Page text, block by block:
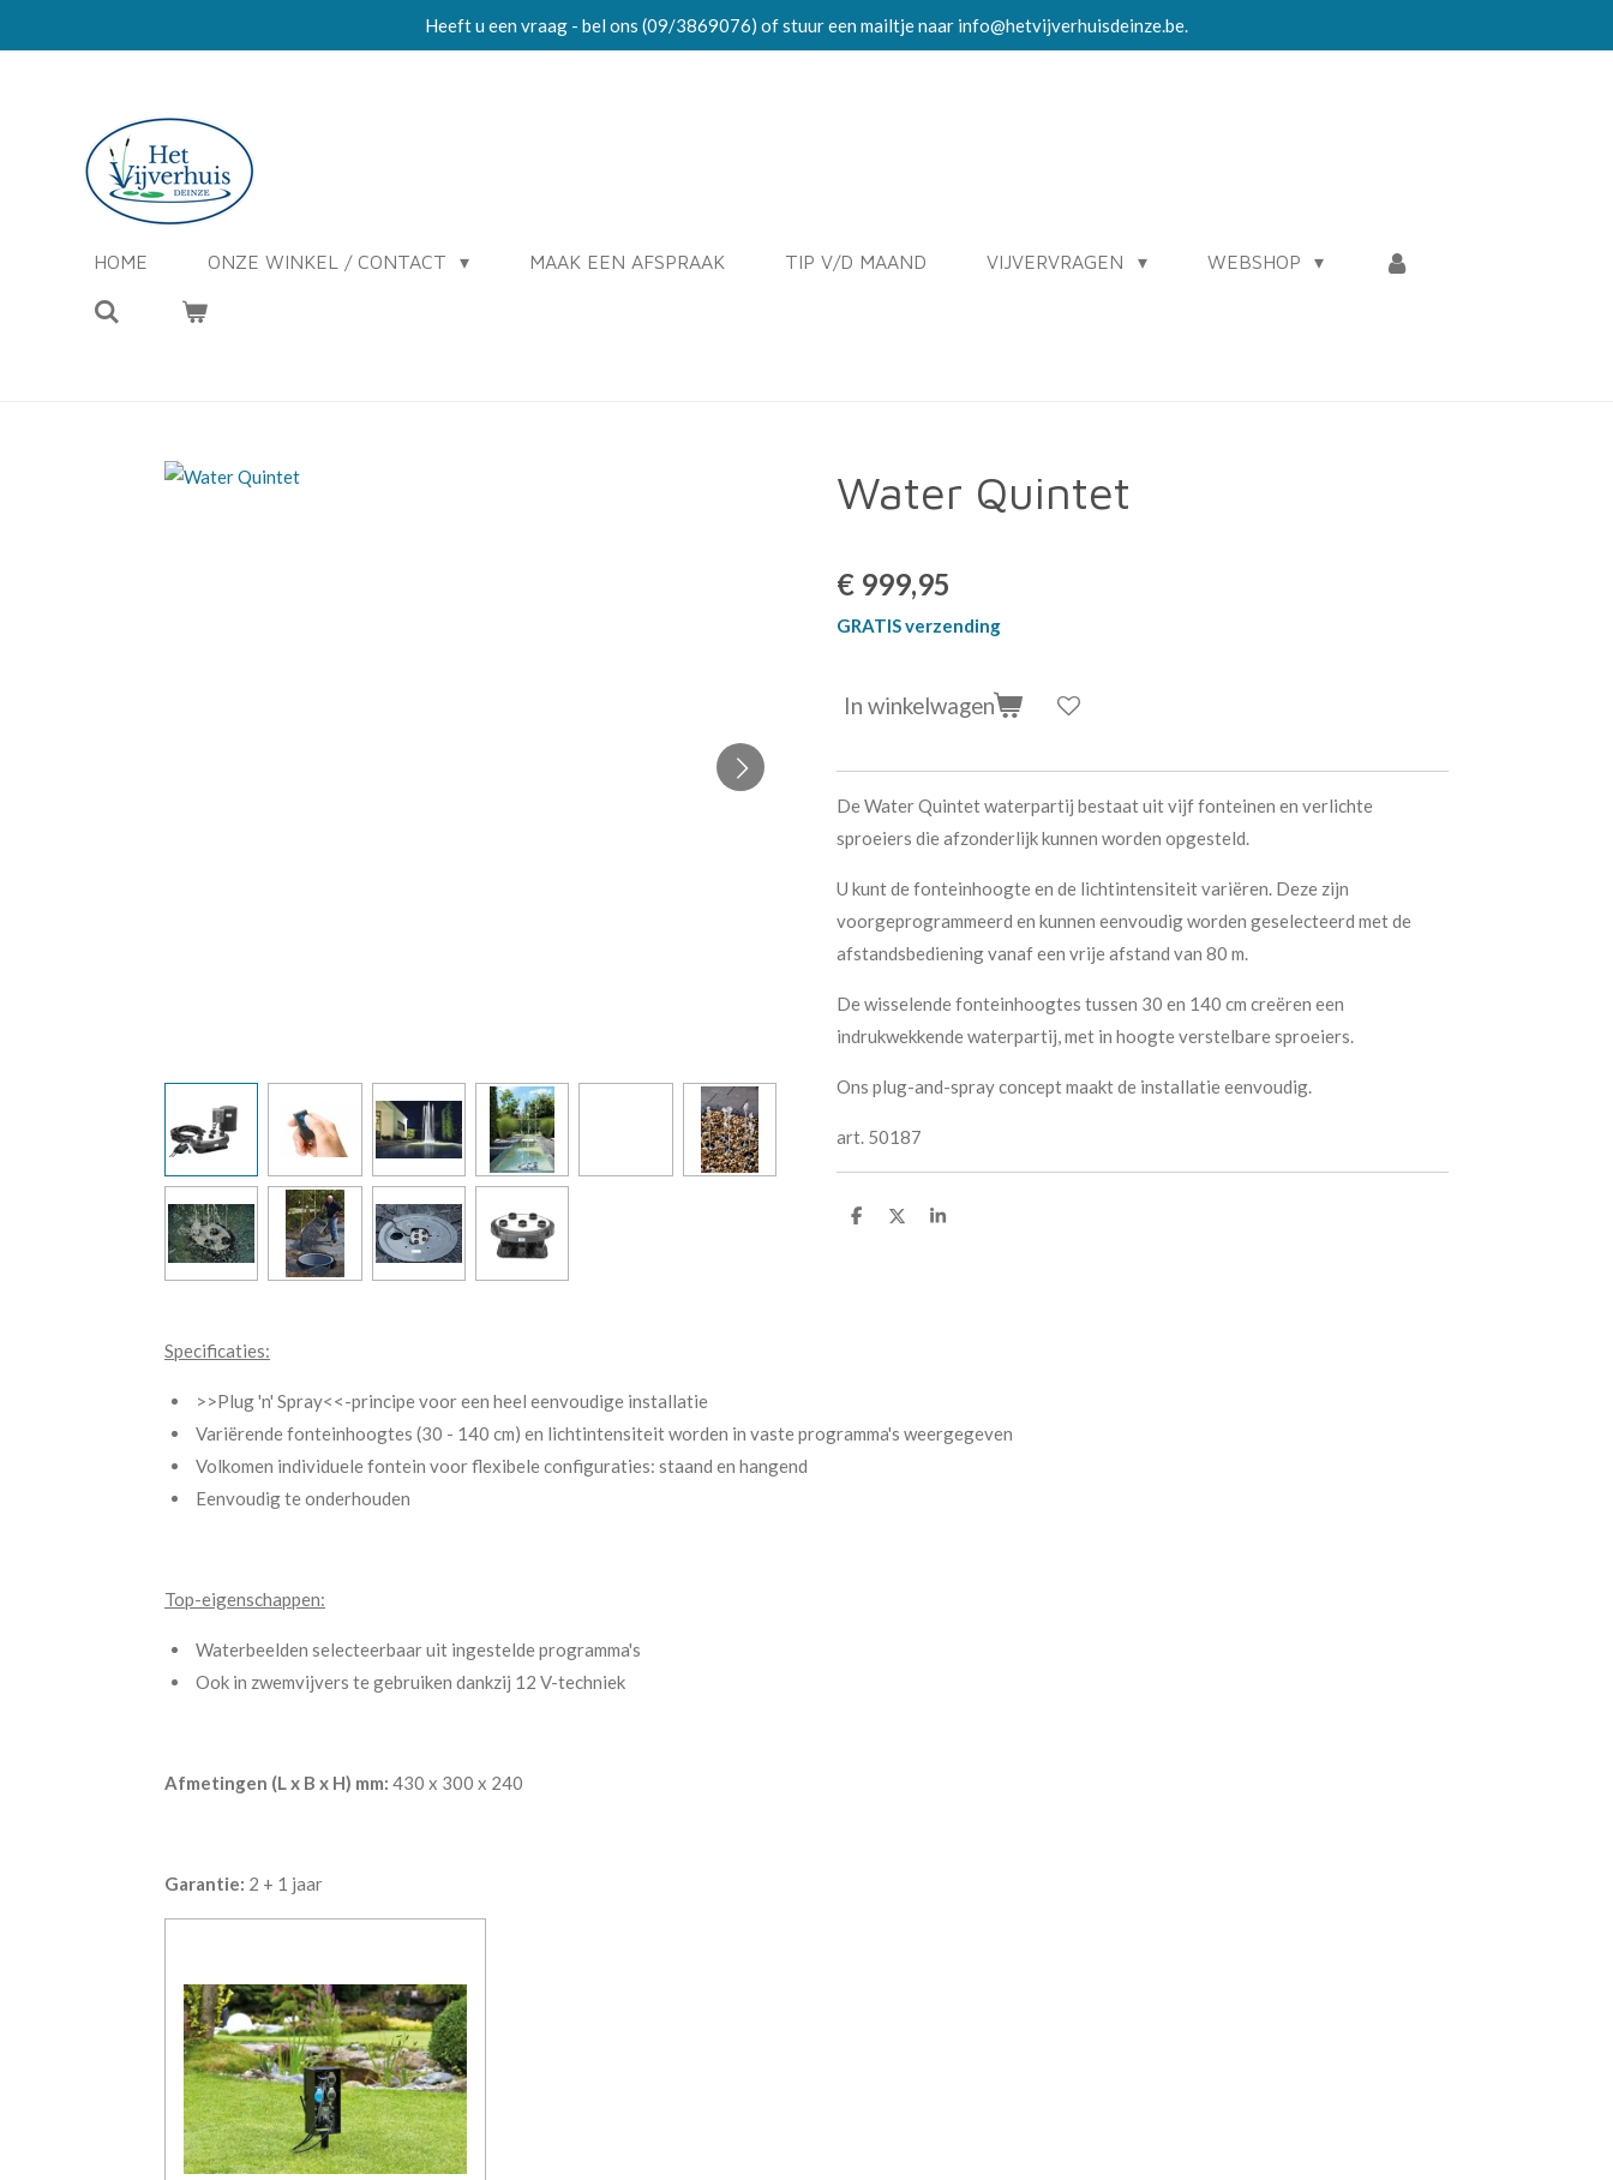
hoofdinhoud
Heeft u een vraag - bel ons (09/3869076) of stuur een mailtje naar info@hetvijverhuisdeinze.be.
HOME ONZE WINKEL / CONTACT MAAK EEN AFSPRAAK TIP V/D MAAND VIJVERVRAGEN WEBSHOP
Water Quintet
€ 999,95
GRATIS verzending
In winkelwagen
De Water Quintet waterpartij bestaat uit vijf fonteinen en verlichte
sproeiers die afzonderlijk kunnen worden opgesteld.
U kunt de fonteinhoogte en de lichtintensiteit variëren. Deze zijn
voorgeprogrammeerd en kunnen eenvoudig worden geselecteerd met de
afstandsbediening vanaf een vrije afstand van 80 m.
De wisselende fonteinhoogtes tussen 30 en 140 cm creëren een
indrukwekkende waterpartij, met in hoogte verstelbare sproeiers.
Ons plug-and-spray concept maakt de installatie eenvoudig.
art. 50187
D
D
S
Specificaties:
>>Plug 'n' Spray<<-principe voor een heel eenvoudige installatie
Variërende fonteinhoogtes (30 - 140 cm) en lichtintensiteit worden in vaste programma's weergegeven
Volkomen individuele fontein voor flexibele configuraties: staand en hangend
Eenvoudig te onderhouden
Top-eigenschappen:
Waterbeelden selecteerbaar uit ingestelde programma's
Ook in zwemvijvers te gebruiken dankzij 12 V-techniek
Afmetingen (L x B x H) mm: 430 x 300 x 240
Garantie: 2 + 1 jaar